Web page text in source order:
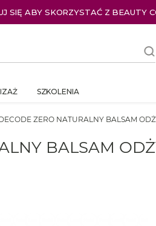
SIĘ ABY SKORZYSTAĆ Z BEAUTY
SZKOLENIA
ZERO NATURALNY BALSAM
BALSAM